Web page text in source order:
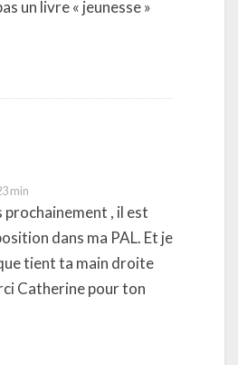
un livre « jeunesse »
min
prochainement , il est
dans ma PAL. Et je
tient ta main droite
Catherine pour ton